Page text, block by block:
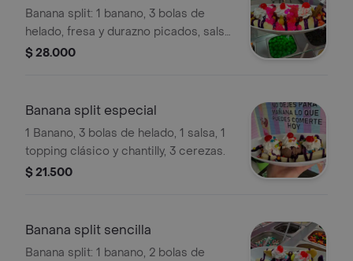
Banana split: 1 banano, 3 bolas de
helado, fresa y durazno picados, salsa,
inyección de sabor, topping clásico,
$ 28.000
Banana split especial
1 Banano, 3 bolas de helado, 1 salsa, 1
topping clásico y chantilly, 3 cerezas.
$ 21.500
Banana split sencilla
Banana split: 1 banano, 2 bolas de